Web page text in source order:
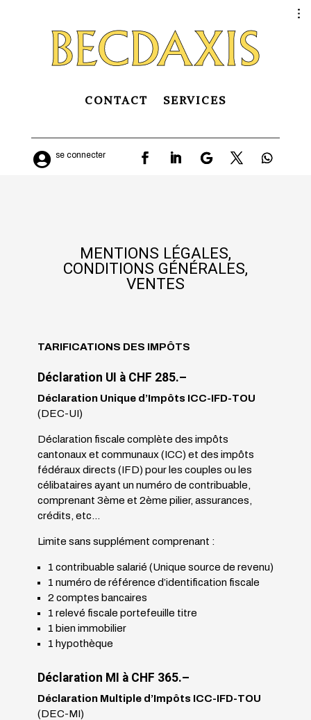
CONTACT SERVICES
se connecter

MENTIONS LÉGALES,
CONDITIONS GÉNÉRALES,
VENTES
TARIFICATIONS DES IMPÔTS
Déclaration UI à CHF 285.–
Déclaration Unique d’Impôts ICC-IFD-TOU
(DEC-UI)
Déclaration fiscale complète des impôts
cantonaux et communaux (ICC) et des impôts
fédéraux directs (IFD) pour les couples ou les
célibataires ayant un numéro de contribuable,
comprenant 3ème et 2ème pilier, assurances,
crédits, etc…
Limite sans supplément comprenant :
1 contribuable salarié (Unique source de revenu)
1 numéro de référence d’identification fiscale
2 comptes bancaires
1 relevé fiscale portefeuille titre
1 bien immobilier
1 hypothèque
Déclaration MI à CHF 365.–
Déclaration Multiple d’Impôts ICC-IFD-TOU
(DEC-MI)
Page d’accueil
Nos services
Nous contactez
Confidentialité, Infos
Lang